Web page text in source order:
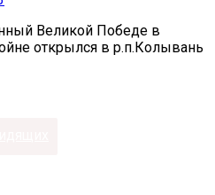
Великой Победе в
открылся в р.п.Колывань